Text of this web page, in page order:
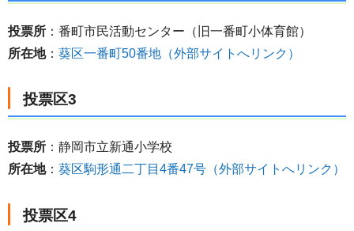
投票所 ：番町市民活動センター（旧一番町小体育館）
所在地： 葵区一番町50番地（外部サイトへリンク）
投票区3
投票所 ：静岡市立新通小学校
所在地： 葵区駒形通二丁目4番47号（外部サイトへリンク）
投票区4